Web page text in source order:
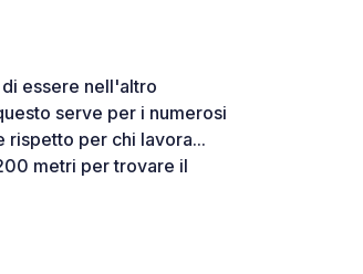
essere nell'altro
serve per i numerosi
rispetto per chi lavora...
metri per trovare il